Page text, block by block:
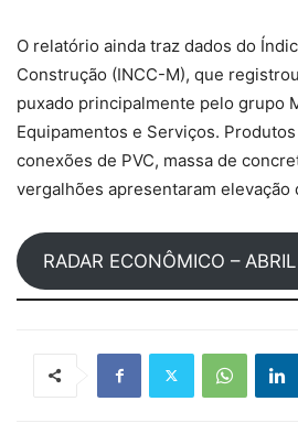
O relatório ainda traz dados do
Construção (INCC-M), que
puxado principalmente pelo grupo
Equipamentos e Serviços.
conexões de PVC, massa de
vergalhões apresentaram
RADAR ECONÔMICO –